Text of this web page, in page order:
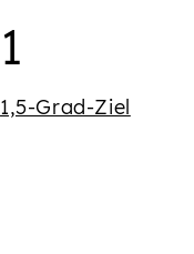
1
1,5-Grad-Ziel